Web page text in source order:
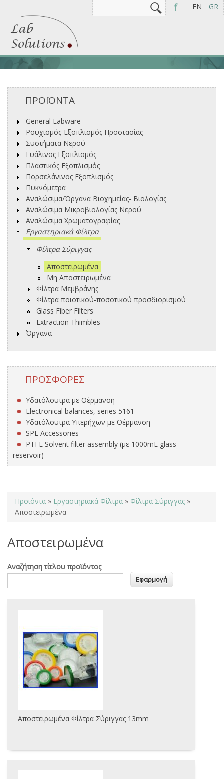
EN GR
f
Φόρμα αναζήτησης
ΠΡΟΪΟΝΤΑ
General Labware
Ρουχισμός-Εξοπλισμός Προστασίας
Συστήματα Νερού
Γυάλινος Εξοπλισμός
Πλαστικός Εξοπλισμός
Πορσελάνινος Εξοπλισμός
Πυκνόμετρα
Αναλώσιμα/Όργανα Βιοχημείας- Βιολογίας
Αναλώσιμα Μικροβιολογίας Νερού
Αναλώσιμα Χρωματογραφίας
Εργαστηριακά Φίλτρα
Φίλτρα Σύριγγας
Αποστειρωμένα
Μη Αποστειρωμένα
Φίλτρα Μεμβράνης
Φίλτρα ποιοτικού-ποσοτικού προσδιορισμού
Glass Fiber Filters
Extraction Thimbles
Όργανα
ΠΡΟΣΦΟΡΈΣ
Υδατόλουτρα με Θέρμανση
Electronical balances, series 5161
Υδατόλουτρα Υπερήχων με Θέρμανση
SPE Accessories
PTFE Solvent filter assembly (με 1000mL glass
reservoir)
You are here
Προϊόντα » Εργαστηριακά Φίλτρα » Φίλτρα Σύριγγας »
Αποστειρωμένα
Αποστειρωμένα
Αναζήτηση τίτλου προϊόντος
Αποστειρωμένα Φίλτρα Σύριγγας 13mm